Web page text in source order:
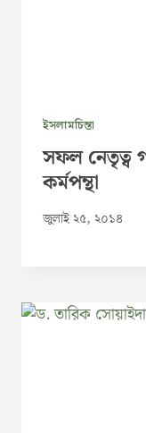
ইসলামচিন্তা
সফল নেতৃত্ব
কর্মপন্থা
জুলাই ২৫, ২০১৪